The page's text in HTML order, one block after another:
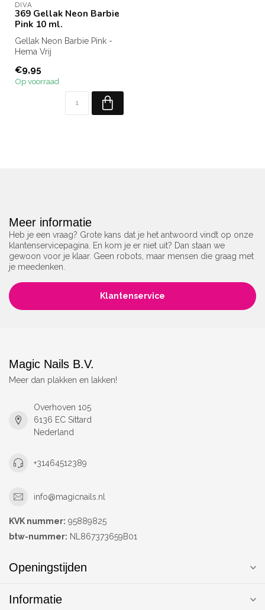
DIVA
369 Gellak Neon Barbie
Pink 10 ml.
Gellak Neon Barbie Pink -
Hema Vrij
€9,95
Op voorraad
Meer informatie
Heb je een vraag? Grote kans dat je het antwoord vindt op onze
klantenservicepagina. En kom je er niet uit? Dan staan we
gewoon voor je klaar. Geen robots, maar mensen die graag met
je meedenken.
Klantenservice
Magic Nails B.V.
Meer dan plakken en lakken!
Overhoven 105
6136 EC Sittard
Nederland
+31464512389
info@magicnails.nl
KVK nummer: 95889825
btw-nummer: NL867373659B01
Openingstijden
Informatie